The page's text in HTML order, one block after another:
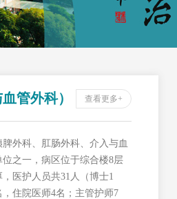
查看更多+
管外科）
外科、肛肠外科、介入与血
之一，病区位于综合楼8层
医护人员共31人（博士1
住院医师4名；主管护师7